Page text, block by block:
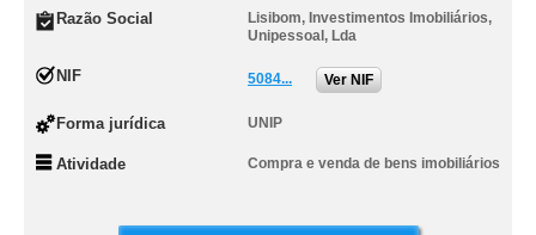
Razão Social
Lisibom, Investimentos Imobiliários,
Unipessoal, Lda
NIF 5084... Ver NIF
Forma jurídica UNIP
Atividade Compra e venda de bens imobiliários